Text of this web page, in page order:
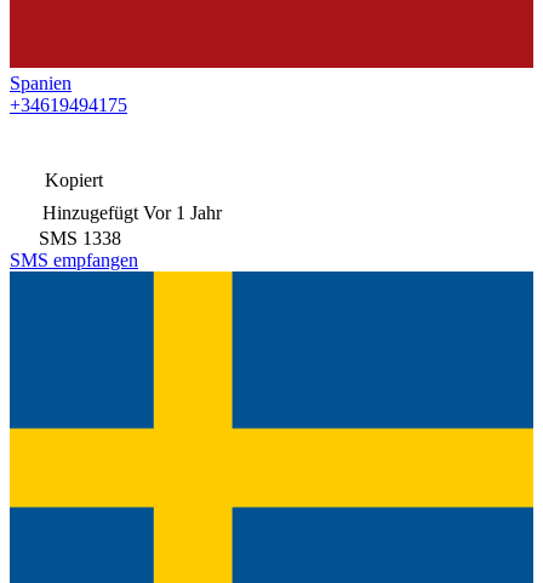
Spanien
+34619494175
Kopiert
Hinzugefügt Vor 1 Jahr
SMS 1338
SMS empfangen